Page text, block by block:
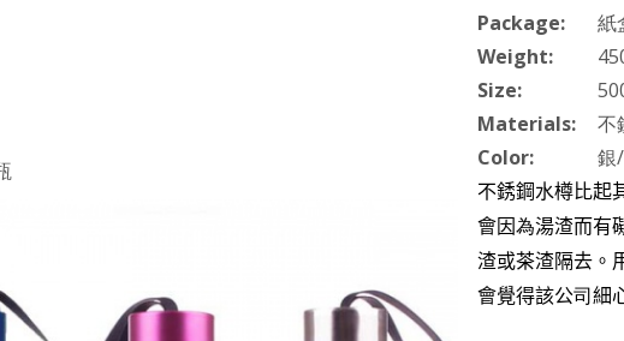
Package:
紙
Weight:
Size:
Materials:
不
Color:
銀
不銹鋼水樽比起
會因為湯渣而有
渣或茶渣隔去。
會覺得該公司細